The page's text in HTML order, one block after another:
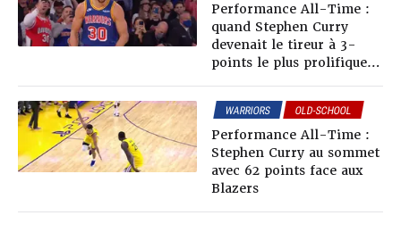
Performance All-Time :
quand Stephen Curry
devenait le tireur à 3-
points le plus prolifique
WARRIORS OLD-SCHOOL
Performance All-Time :
Stephen Curry au sommet
avec 62 points face aux
Blazers